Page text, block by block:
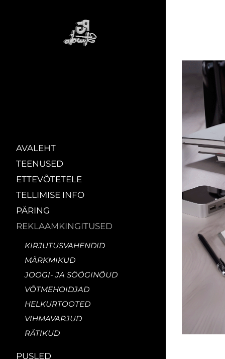
AVALEHT
TEENUSED
ETTEVÕTETELE
TELLIMISE INFO
PÄRING
REKLAAMKINGITUSED
KIRJUTUSVAHENDID
MÄRKMIKUD
JOOGI- JA SÖÖGINÕUD
VÕTMEHOIDJAD
HELKURTOOTED
VIHMAVARJUD
RÄTIKUD
PUSLED